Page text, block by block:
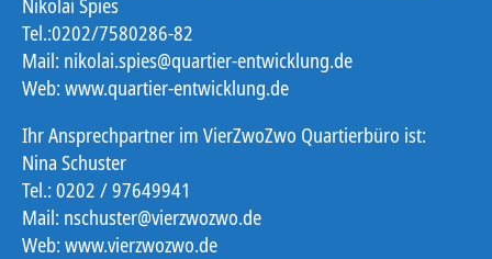
Nikolai Spies
Tel.:0202/7580286-82
Mail: nikolai.spies@quartier-entwicklung.de
Web: www.quartier-entwicklung.de
Ihr Ansprechpartner im VierZwoZwo Quartierbüro ist:
Nina Schuster
Tel.: 0202 / 97649941
Mail: nschuster@vierzwozwo.de
Web: www.vierzwozwo.de